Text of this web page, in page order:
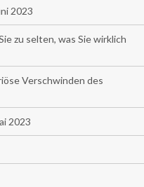
2023
zu selten, was Sie wirklich
Verschwinden des
2023